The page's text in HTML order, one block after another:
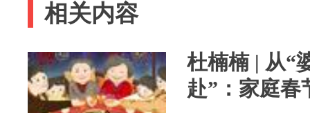
相关内容
杜楠楠 | 从“
赴”：家庭春